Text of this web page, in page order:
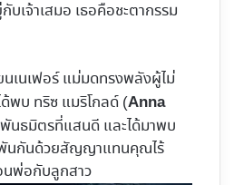
บเจ้าเสมอ เธอคือชะตากรรม
นเนเฟอร์ แม่มดทรงพลังผู้ไม่
ด้พบ ทริซ แมริโกลด์ (Anna
นธมิตรที่แสนดี และได้มาพบ
นกันด้วยสัญญาแทนคุณไร้
นพ่อกับลูกสาว